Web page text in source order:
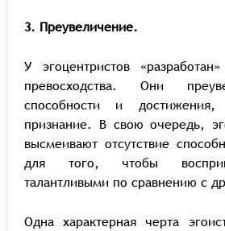
3. Преувеличение.
У эгоцентристов
превосходства. Они
способности и
признание. В свою очередь,
высмеивают отсутствие
для того, чтобы
талантливыми по сравнению с
Одна характерная черта